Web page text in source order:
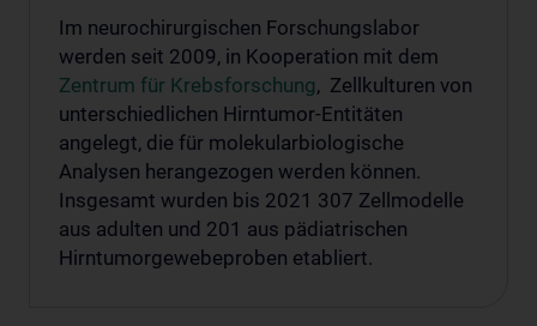
Im neurochirurgischen Forschungslabor
werden seit 2009, in Kooperation mit dem
Zentrum für Krebsforschung, Zellkulturen von
unterschiedlichen Hirntumor-Entitäten
angelegt, die für molekularbiologische
Analysen herangezogen werden können.
Insgesamt wurden bis 2021 307 Zellmodelle
aus adulten und 201 aus pädiatrischen
Hirntumorgewebeproben etabliert.